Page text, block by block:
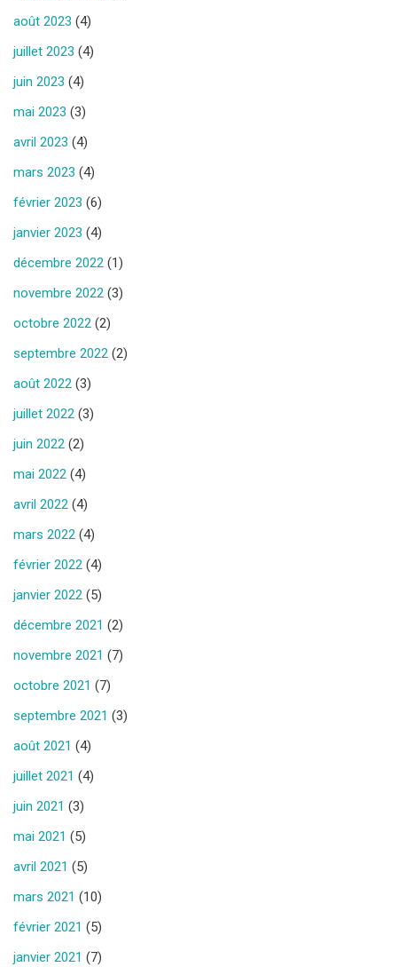
août 2023 (4)
juillet 2023 (4)
juin 2023 (4)
mai 2023 (3)
avril 2023 (4)
mars 2023 (4)
février 2023 (6)
janvier 2023 (4)
décembre 2022 (1)
novembre 2022 (3)
octobre 2022 (2)
septembre 2022 (2)
août 2022 (3)
juillet 2022 (3)
juin 2022 (2)
mai 2022 (4)
avril 2022 (4)
mars 2022 (4)
février 2022 (4)
janvier 2022 (5)
décembre 2021 (2)
novembre 2021 (7)
octobre 2021 (7)
septembre 2021 (3)
août 2021 (4)
juillet 2021 (4)
juin 2021 (3)
mai 2021 (5)
avril 2021 (5)
mars 2021 (10)
février 2021 (5)
janvier 2021 (7)